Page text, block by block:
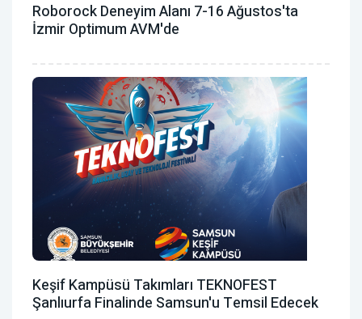
Roborock Deneyim Alanı 7-16 Ağustos'ta
İzmir Optimum AVM'de
Keşif Kampüsü Takımları TEKNOFEST
Şanlıurfa Finalinde Samsun'u Temsil Edecek